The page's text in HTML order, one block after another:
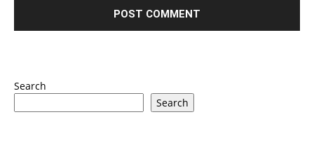
Search
Search